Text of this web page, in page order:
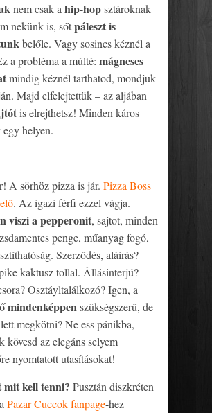
nem csak a hip-hopsztároknak
nekünk is, sőtpáleszt is
belőle. Vagy sosincs kéznél a
a probléma a múlté: mágneses
mindig kéznél tarthatod, mondjuk
Majd elfelejtettük – az aljában
is elrejthetsz! Minden káros
egy helyen.
A sörhöz pizza is jár. Pizza Boss
. Az igazi férfi ezzel vágja.
viszi a pepperonit, sajtot, minden
penge, műanyag fogó,
Szerződés, aláírás?
kaktusz tollal. Állásinterjú?
Osztáyltalálkozó? Igen, a
mindenképpenszükségszerű, de
megkötni? Ne ess pánikba,
kövesd az elegáns selyem
nyomtatott utasításokat!
kell tenni? Pusztán diszkréten
Pazar Cuccok fanpage-hez